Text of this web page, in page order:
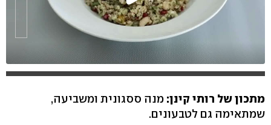
מתכון של רותי קינן: מנה ססגונית ומשביעה,
שמתאימה גם לטבעונים.